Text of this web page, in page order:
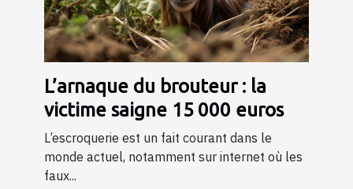
L’arnaque du brouteur : la
victime saigne 15 000 euros
L’escroquerie est un fait courant dans le
monde actuel, notamment sur internet où les
faux...